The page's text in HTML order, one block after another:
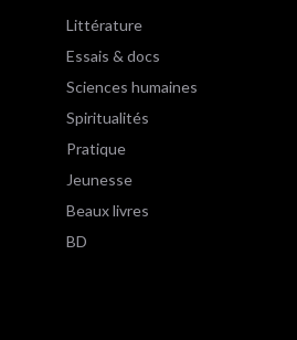
Littérature
Essais & docs
Sciences humaines
Spiritualités
Pratique
Jeunesse
Beaux livres
BD